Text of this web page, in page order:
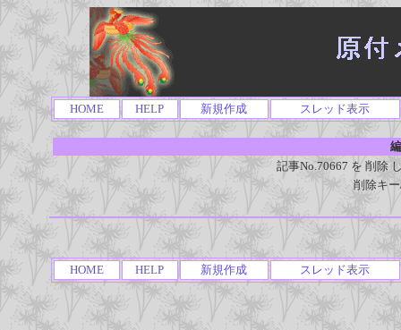
HOME HELP 新規作成 スレッド表示
記事No.70667 を 削除
削除キ
HOME HELP 新規作成 スレッド表示